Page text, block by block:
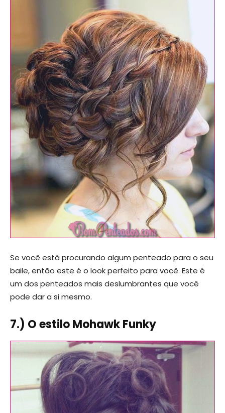
Se você está procurando algum penteado para o seu
baile, então este é o look perfeito para você. Este é
um dos penteados mais deslumbrantes que você
pode dar a si mesmo.
7.) O estilo Mohawk Funky